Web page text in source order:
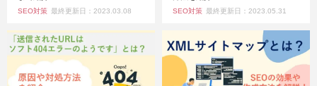
SEO対策 最終更新日：2023.03.08 SEO対策 最終更新日：2023.05.31